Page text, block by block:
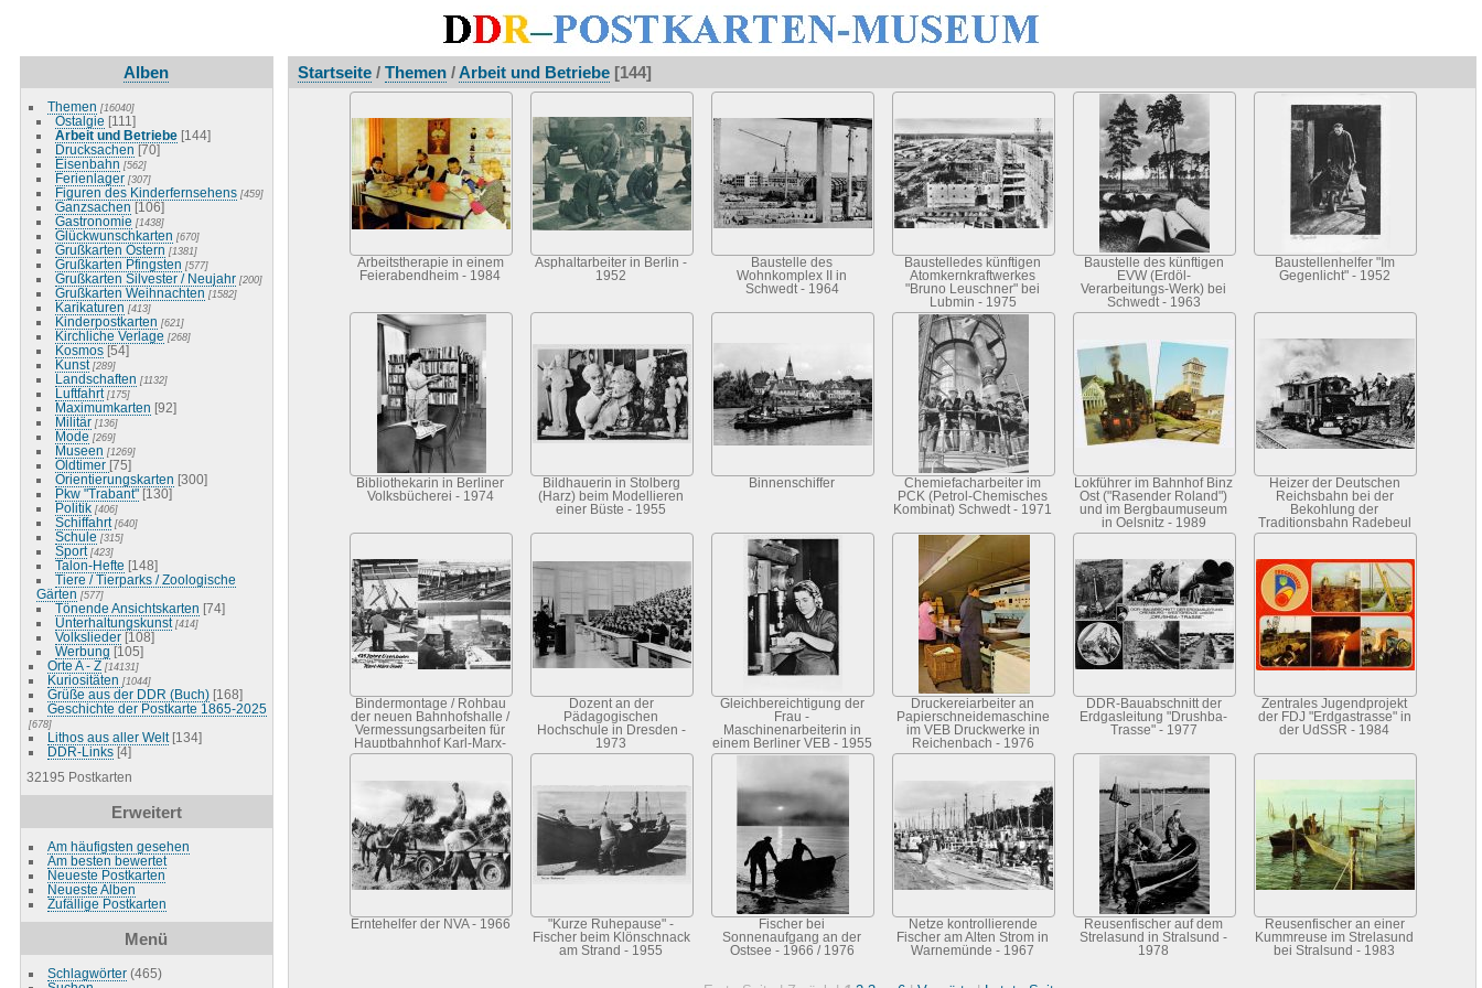
Alben
Themen [16040]
Ostalgie [111]
Arbeit und Betriebe [144]
Drucksachen [70]
Eisenbahn [562]
Ferienlager [307]
Figuren des Kinderfernsehens [459]
Ganzsachen [106]
Gastronomie [1438]
Glückwunschkarten [670]
Grußkarten Ostern [1381]
Grußkarten Pfingsten [577]
Grußkarten Silvester / Neujahr [200]
Grußkarten Weihnachten [1582]
Karikaturen [413]
Kinderpostkarten [621]
Kirchliche Verlage [268]
Kosmos [54]
Kunst [289]
Landschaften [1132]
Luftfahrt [175]
Maximumkarten [92]
Militär [136]
Mode [269]
Museen [1269]
Oldtimer [75]
Orientierungskarten [300]
Pkw "Trabant" [130]
Politik [406]
Schiffahrt [640]
Schule [315]
Sport [423]
Talon-Hefte [148]
Tiere / Tierparks / Zoologische
Gärten [577]
Tönende Ansichtskarten [74]
Unterhaltungskunst [414]
Volkslieder [108]
Werbung [105]
Orte A - Z [14131]
Kuriositäten [1044]
Grüße aus der DDR (Buch) [168]
Geschichte der Postkarte 1865-2025
[678]
Lithos aus aller Welt [134]
DDR-Links [4]
32195 Postkarten
Erweitert
Am häufigsten gesehen
Am besten bewertet
Neueste Postkarten
Neueste Alben
Zufällige Postkarten
Menü
Schlagwörter(465)
Startseite/ Themen/Arbeit und Betriebe[144]
Arbeitstherapie in einem
Feierabendheim - 1984
Asphaltarbeiter in Berlin -
1952
Baustelle des
Wohnkomplex II in
Schwedt - 1964
Baustelledes künftigen
Atomkernkraftwerkes
"Bruno Leuschner" bei
Lubmin - 1975
Baustelle des künftigen
EVW (Erdöl-
Verarbeitungs-Werk) bei
Schwedt - 1963
Baustellenhelfer "Im
Gegenlicht" - 1952
Bibliothekarin in Berliner
Volksbücherei - 1974
Bildhauerin in Stolberg
(Harz) beim Modellieren
einer Büste - 1955
Binnenschiffer
Chemiefacharbeiter im
PCK (Petrol-Chemisches
Kombinat) Schwedt - 1971
Lokführer im Bahnhof Binz
Ost ("Rasender Roland")
und im Bergbaumuseum
in Oelsnitz - 1989
Heizer der Deutschen
Reichsbahn bei der
Bekohlung der
Traditionsbahn Radebeul
Ost - Radeburg - 1985
Bindermontage / Rohbau
der neuen Bahnhofshalle /
Vermessungsarbeiten für
Hauptbahnhof Karl-Marx-
Stadt - 1977
Dozent an der
Pädagogischen
Hochschule in Dresden -
1973
Gleichbereichtigung der
Frau -
Maschinenarbeiterin in
einem Berliner VEB - 1955
Druckereiarbeiter an
Papierschneidemaschine
im VEB Druckwerke in
Reichenbach - 1976
DDR-Bauabschnitt der
Erdgasleitung "Drushba-
Trasse" - 1977
Zentrales Jugendprojekt
der FDJ "Erdgastrasse" in
der UdSSR - 1984
Erntehelfer der NVA - 1966
"Kurze Ruhepause" -
Fischer beim Klönschnack
am Strand - 1955
Fischer bei
Sonnenaufgang an der
Ostsee - 1966 / 1976
Netze kontrollierende
Fischer am Alten Strom in
Warnemünde - 1967
Reusenfischer auf dem
Strelasund in Stralsund -
1978
Reusenfischer an einer
Kummreuse im Strelasund
bei Stralsund - 1983